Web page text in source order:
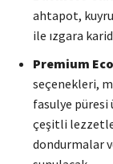
ahtapot,
ile ızgara
Premium
seçenekleri,
fasulye püresi
çeşitli
dondurmalar